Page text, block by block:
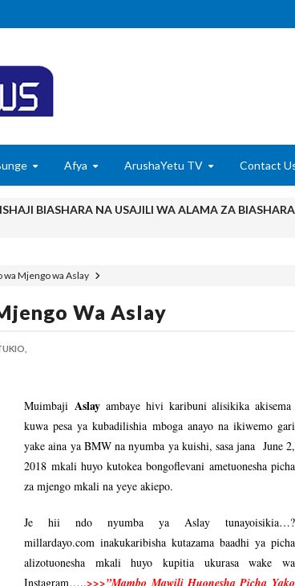
Afya ArushaYetu TV Contact
BIASHARA NA USAJILI WA ALAMA ZA
Giza Nikiwa Sijui Mwelekeo Wala Milango
Kuangamiza Heshima Na Maisha Ya Familia
Ya Miaka Saba Bila Mafanikio, Mpaka Tiba Ya Asili
ARIDHISHWA NA HUDUMA ZA TADB KWA WAKULIMA
WA HAKI KUCHOCHEA UKUAJI WA UCHUMI
WA WAZEE: WAZIRI SANGU
MAKUBALIANO YA TRILIONI 56
wa Mjengo wa Aslay
Wa Aslay
Muimbaji Aslayambaye hivi karibuni alisikika akisema
kuwa pesa ya kubadilishia mboga anayo na ikiwemo gari
yake aina ya BMW na nyumba ya kuishi, sasa jana June 2,
2018 mkali huyo kutokea bongoflevani ametuonesha picha
za mjengo mkali na yeye akiepo.
Je hii ndo nyumba ya Aslay tunayoisikia…?
millardayo.com inakukaribisha kutazama baadhi ya picha
alizotuonesha mkali huyo kupitia ukurasa wake wa
Instagram…..>>>”Mambo Mawili Huonesha Picha Yako